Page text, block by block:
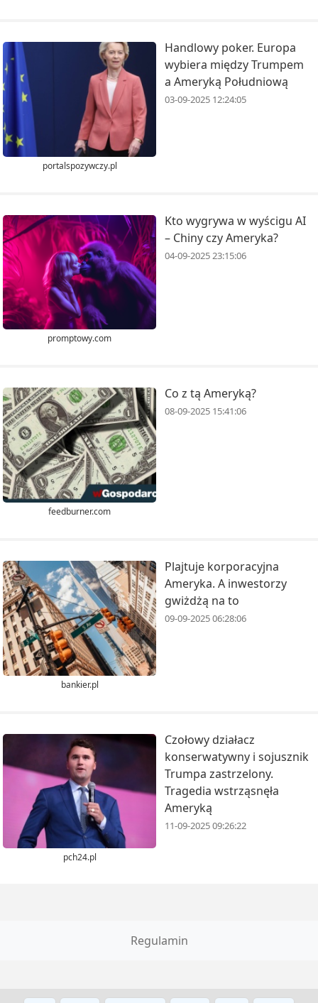
portalspozywczy.pl
Handlowy poker. Europa
wybiera między Trumpem
a Ameryką Południową
03-09-2025 12:24:05
promptowy.com
Kto wygrywa w wyścigu AI
– Chiny czy Ameryka?
04-09-2025 23:15:06
feedburner.com
Co z tą Ameryką?
08-09-2025 15:41:06
bankier.pl
Plajtuje korporacyjna
Ameryka. A inwestorzy
gwiżdżą na to
09-09-2025 06:28:06
pch24.pl
Czołowy działacz
konserwatywny i sojusznik
Trumpa zastrzelony.
Tragedia wstrząsnęła
Ameryką
11-09-2025 09:26:22
Regulamin